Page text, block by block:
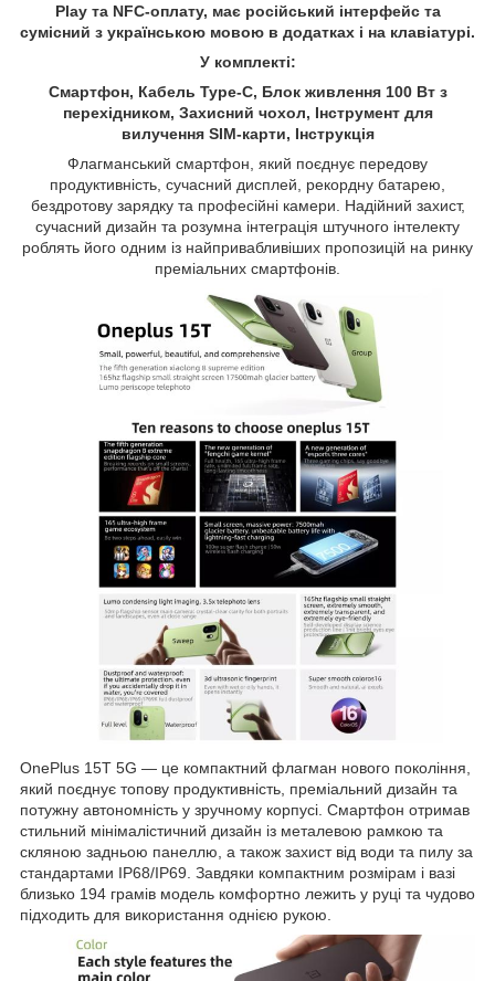
Play та NFC-оплату, має російський інтерфейс та
сумісний з українською мовою в додатках і на клавіатурі.
У комплекті:
Смартфон, Кабель Type-C, Блок живлення 100 Вт з
перехідником, Захисний чохол, Інструмент для
вилучення SIM-карти, Інструкція
Флагманський смартфон, який поєднує передову
продуктивність, сучасний дисплей, рекордну батарею,
бездротову зарядку та професійні камери. Надійний захист,
сучасний дизайн та розумна інтеграція штучного інтелекту
роблять його одним із найпривабливіших пропозицій на ринку
преміальних смартфонів.
OnePlus 15T 5G — це компактний флагман нового покоління,
який поєднує топову продуктивність, преміальний дизайн та
потужну автономність у зручному корпусі. Смартфон отримав
стильний мінімалістичний дизайн із металевою рамкою та
скляною задньою панеллю, а також захист від води та пилу за
стандартами IP68/IP69. Завдяки компактним розмірам і вазі
близько 194 грамів модель комфортно лежить у руці та чудово
підходить для використання однією рукою.